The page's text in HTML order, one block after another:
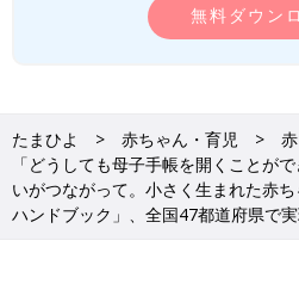
無料ダウン
たまひよ 赤ちゃん・育児
「どうしても母子手帳を開くことが
いがつながって。小さく生まれた赤
ハンドブック」、全国47都道府県で